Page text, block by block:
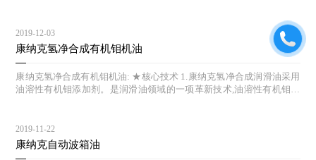
钛机油能够自动追踪压力点,生成保护膜,降低发动机的磨损，更好的保
护发动机。 （二）自我修复作用 。钛作为液体金属进入发动机后，不
仅能提高发动机的抗氧化作用，而且有自我修复功能。液体钛机油在引
擎摩擦最频繁的地方形成一层保护膜，这就像给引擎磨损点加了一个抵
抗磨损的盾牌，由于它是在分子层面进行引擎保护，因而能够让引擎运
行更加长久。 测试证明康德尔液体钛机油能有效帮助减少引擎磨损： S
EQUENCE IIIG发动机按照要求模仿在炎热天气下运行的拖车：与ILSA
A发动机模仿在低温下运行的拖车：与ILSAC GF-4抗磨损保护标准相
比，添加液体钛添加剂后，可以减少引擎磨损达85%；与市面上普通版
2019-12-03
康纳克氢净合成有机钼机油
康纳克氢净合成有机钼机油: ★核心技术 1.康纳克氢净合成润滑油采用
油溶性有机钼添加剂。是润滑油领域的一项革新技术,油溶性有机钼是
使康纳克产品达到严格的欧洲、美国汽车制造商的执行标准，在正常以
及恶劣的条件下都能有效防止对发动机的磨损，并保持发动机清洁，降
低机油消耗及燃油消耗。 ★核心科技原理 1.在静止、缓和工况下，有
2019-11-22
康纳克自动波箱油